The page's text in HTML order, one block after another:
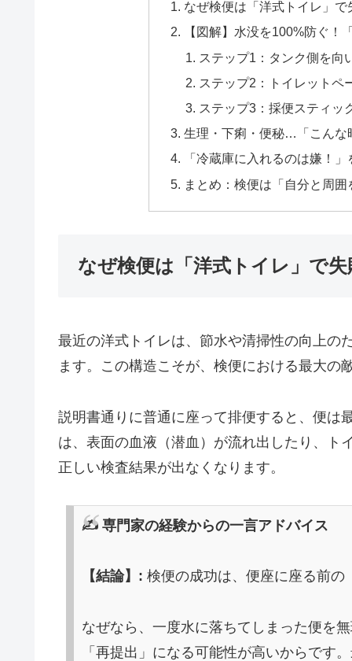
なぜ検便は「洋式トイレ」
【図解】水没を100%防ぐ！
ステップ1：タンク側を向
ステップ2：トイレットペ
ステップ3：採便スティッ
生理・下痢・便秘…「こんな
「冷蔵庫に入れるのは嫌！
まとめ：検便は「自分と周
なぜ検便は「洋式トイレ」で
最近の洋式トイレは、節水や清掃性の向上の
ます。この構造こそが、検便における最大の
説明書通りに普通に座って排便すると、便は
は、表面の血液（潜血）が流れ出したり、ト
正しい検査結果が出なくなります。
✍️ 専門家の経験からの一言アドバイス
【結論】: 検便の成功は、便座に座る前
なぜなら、一度水に落ちてしまった便を
「再提出」になる可能性が高いからです